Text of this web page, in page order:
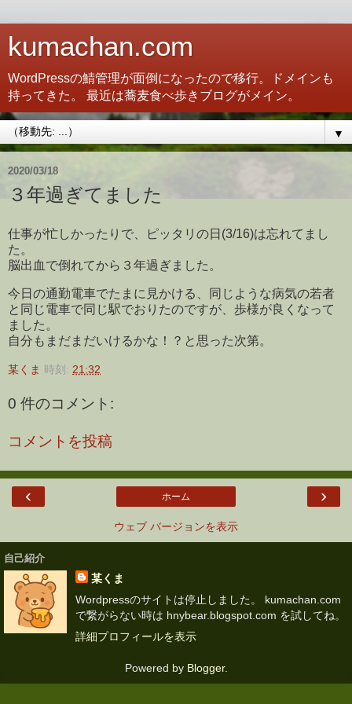
kumachan.com
WordPressの鯖管理が面倒になったので移行。ドメインも
持ってきた。 最近は蕎麦食べ歩きブログがメイン。
▼
2020/03/18
３年過ぎてました
仕事が忙しかったりで、ピッタリの日(3/16)は忘れてまし
た。
脳出血で倒れてから３年過ぎました。
今日の通勤電車でたまに見かける、同じような病気の若者
と同じ電車で同じ駅でおりたのですが、歩様が良くなって
ました。
自分もまだまだいけるかな！？と思った次第。
某くま 時刻: 21:32
0 件のコメント:
コメントを投稿
‹ ›
ホーム
ウェブ バージョンを表示
自己紹介
某くま
Wordpressのサイトは停止しました。 kumachan.com
で繋がらない時は hnybear.blogspot.com を試してね。
詳細プロフィールを表示
Powered by Blogger.